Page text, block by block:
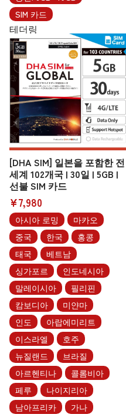
SIM 카드
테더링
[DHA SIM] 일본을 포함한 전
세계 102개국 | 30일 | 5GB |
선불 SIM 카드
¥7,980
아시아 로밍
마카오
중국
한국
홍콩
태국
베트남
싱가포르
인도네시아
말레이시아
필리핀
캄보디아
미얀마
인도
아랍에미리트
이스라엘
호주
뉴질랜드
브라질
아르헨티나
콜롬비아
페루
나이지리아
남아프리카
가나